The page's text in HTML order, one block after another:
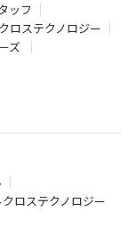
ッフ
ロステクノロジー
ズ
ロステクノロジー